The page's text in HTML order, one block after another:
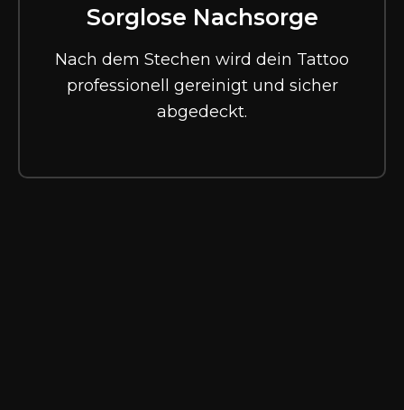
Sorglose Nachsorge
Nach dem Stechen wird dein Tattoo
professionell gereinigt und sicher
abgedeckt.